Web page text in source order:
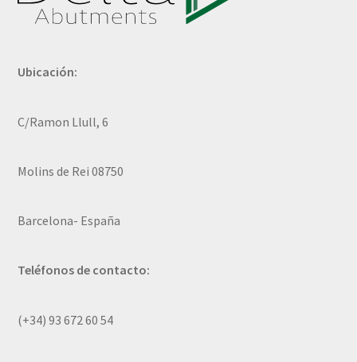
Ubicación:
C/Ramon Llull, 6
Molins de Rei 08750
Barcelona- España
Teléfonos de contacto:
(+34) 93 672 60 54